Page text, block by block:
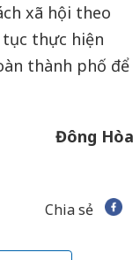
xã hội theo
tục thực hiện
thành phố để
Đông Hòa
Chia sẻ